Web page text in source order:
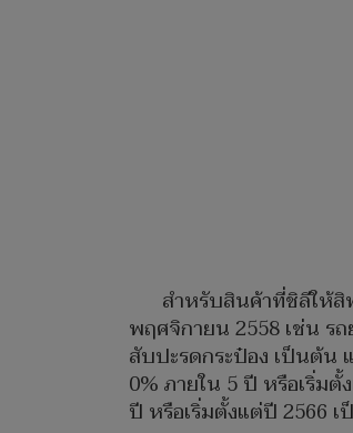
สำหรับสินค้าที่ชิลีให้สิ
พฤศจิกายน 2558 เช่น ร
สับปะรดกระป๋อง เป็นต้น
0% ภายใน 5 ปี หรือเริ่ม
ปี หรือเริ่มตั้งแต่ปี 2566